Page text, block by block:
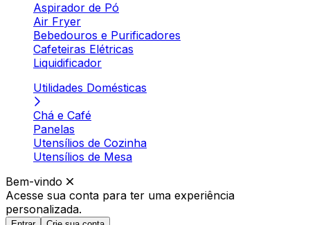
Aspirador de Pó
Air Fryer
Bebedouros e Purificadores
Cafeteiras Elétricas
Liquidificador
Utilidades Domésticas
Chá e Café
Panelas
Utensílios de Cozinha
Utensílios de Mesa
Bem-vindo
Acesse sua conta para ter uma experiência
personalizada.